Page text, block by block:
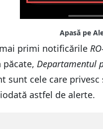
primi notificările
păcate, Departamentul
sunt cele care
astfel de alerte.